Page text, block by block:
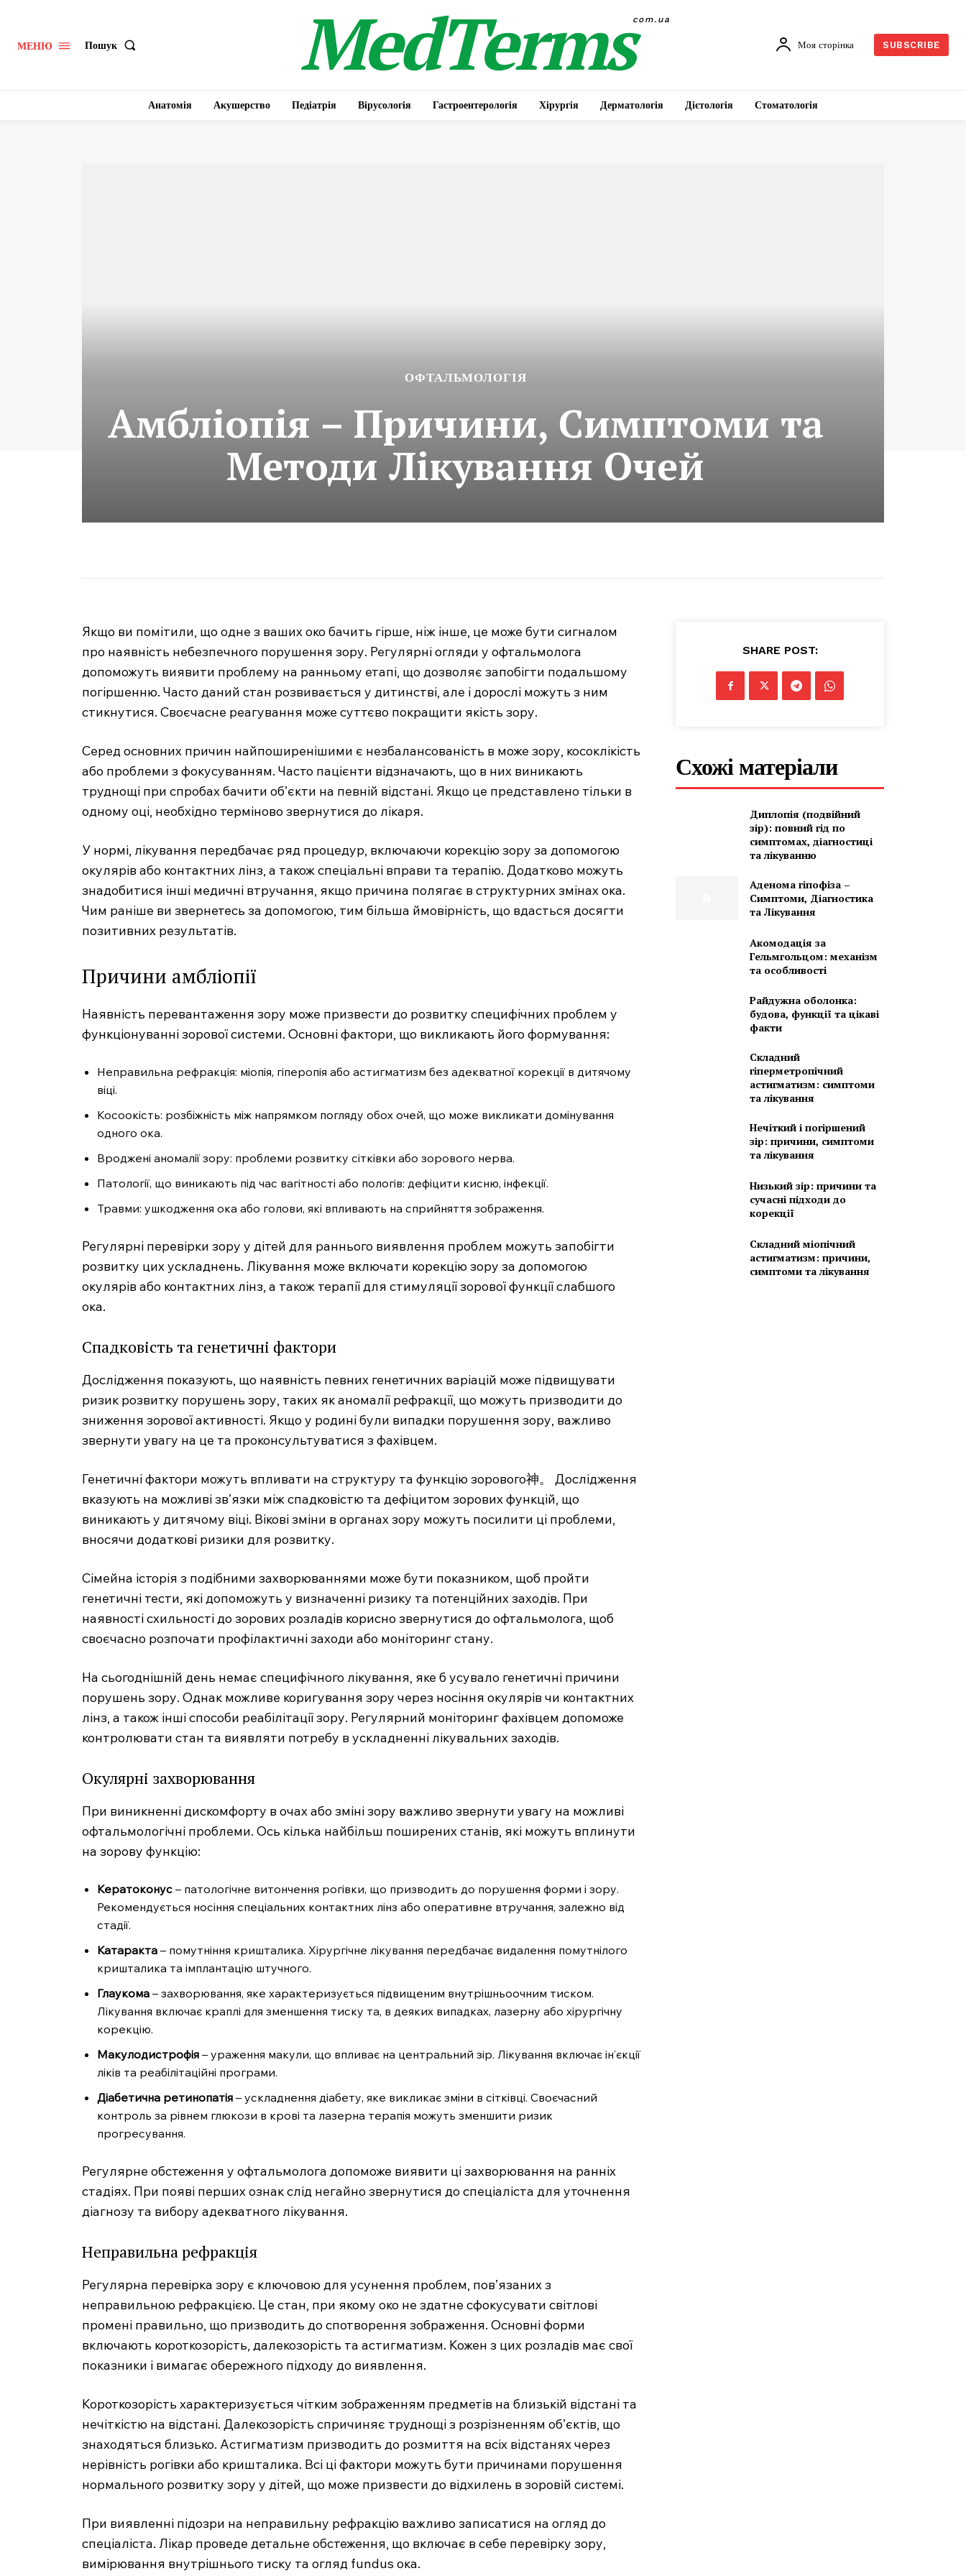
MedTerms.com.ua
професійний медичний
портал
SUBSCRIBE NOW
Про нас
Контакти
Підписка
Мій акаунт
МЕНЮ Пошук MedTermscom.ua
Моя сторінка SUBSCRIBE
Анатомія Акушерство Педіатрія Вірусологія Гастроентерологія Хірургія Дерматологія Дієтологія Стоматологія
ОФТАЛЬМОЛОГІЯ
Амбліопія – Причини, Симптоми та
Методи Лікування Очей
Якщо ви помітили, що одне з ваших око бачить гірше, ніж інше, це може бути сигналом
про наявність небезпечного порушення зору. Регулярні огляди у офтальмолога
допоможуть виявити проблему на ранньому етапі, що дозволяє запобігти подальшому
погіршенню. Часто даний стан розвивається у дитинстві, але і дорослі можуть з ним
стикнутися. Своєчасне реагування може суттєво покращити якість зору.
Серед основних причин найпоширенішими є незбалансованість в може зору, косоклікість
або проблеми з фокусуванням. Часто пацієнти відзначають, що в них виникають
труднощі при спробах бачити об’єкти на певній відстані. Якщо це представлено тільки в
одному оці, необхідно терміново звернутися до лікаря.
У нормі, лікування передбачає ряд процедур, включаючи корекцію зору за допомогою
окулярів або контактних лінз, а також спеціальні вправи та терапію. Додатково можуть
знадобитися інші медичні втручання, якщо причина полягає в структурних змінах ока.
Чим раніше ви звернетесь за допомогою, тим більша ймовірність, що вдасться досягти
позитивних результатів.
Причини амбліопії
Наявність перевантаження зору може призвести до розвитку специфічних проблем у
функціонуванні зорової системи. Основні фактори, що викликають його формування:
Неправильна рефракція: міопія, гіперопія або астигматизм без адекватної корекції в дитячому
віці.
Косоокість: розбіжність між напрямком погляду обох очей, що може викликати домінування
одного ока.
Вроджені аномалії зору: проблеми розвитку сітківки або зорового нерва.
Патології, що виникають під час вагітності або пологів: дефіцити кисню, інфекції.
Травми: ушкодження ока або голови, які впливають на сприйняття зображення.
Регулярні перевірки зору у дітей для раннього виявлення проблем можуть запобігти
розвитку цих ускладнень. Лікування може включати корекцію зору за допомогою
окулярів або контактних лінз, а також терапії для стимуляції зорової функції слабшого
ока.
Спадковість та генетичні фактори
Дослідження показують, що наявність певних генетичних варіацій може підвищувати
ризик розвитку порушень зору, таких як аномалії рефракції, що можуть призводити до
зниження зорової активності. Якщо у родині були випадки порушення зору, важливо
звернути увагу на це та проконсультуватися з фахівцем.
Генетичні фактори можуть впливати на структуру та функцію зорового神。 Дослідження
вказують на можливі зв’язки між спадковістю та дефіцитом зорових функцій, що
виникають у дитячому віці. Вікові зміни в органах зору можуть посилити ці проблеми,
вносячи додаткові ризики для розвитку.
Сімейна історія з подібними захворюваннями може бути показником, щоб пройти
генетичні тести, які допоможуть у визначенні ризику та потенційних заходів. При
наявності схильності до зорових розладів корисно звернутися до офтальмолога, щоб
своєчасно розпочати профілактичні заходи або моніторинг стану.
На сьогоднішній день немає специфічного лікування, яке б усувало генетичні причини
порушень зору. Однак можливе коригування зору через носіння окулярів чи контактних
лінз, а також інші способи реабілітації зору. Регулярний моніторинг фахівцем допоможе
контролювати стан та виявляти потребу в ускладненні лікувальних заходів.
Окулярні захворювання
При виникненні дискомфорту в очах або зміні зору важливо звернути увагу на можливі
офтальмологічні проблеми. Ось кілька найбільш поширених станів, які можуть вплинути
на зорову функцію:
Кератоконус – патологічне витончення рогівки, що призводить до порушення форми і зору.
Рекомендується носіння спеціальних контактних лінз або оперативне втручання, залежно від
стадії.
Катаракта – помутніння кришталика. Хірургічне лікування передбачає видалення помутнілого
кришталика та імплантацію штучного.
Глаукома – захворювання, яке характеризується підвищеним внутрішньоочним тиском.
Лікування включає краплі для зменшення тиску та, в деяких випадках, лазерну або хірургічну
корекцію.
Макулодистрофія – ураження макули, що впливає на центральний зір. Лікування включає ін’єкції
ліків та реабілітаційні програми.
Діабетична ретинопатія – ускладнення діабету, яке викликає зміни в сітківці. Своєчасний
контроль за рівнем глюкози в крові та лазерна терапія можуть зменшити ризик
прогресування.
Регулярне обстеження у офтальмолога допоможе виявити ці захворювання на ранніх
стадіях. При появі перших ознак слід негайно звернутися до спеціаліста для уточнення
діагнозу та вибору адекватного лікування.
Неправильна рефракція
Регулярна перевірка зору є ключовою для усунення проблем, пов’язаних з
неправильною рефракцією. Це стан, при якому око не здатне сфокусувати світлові
промені правильно, що призводить до спотворення зображення. Основні форми
включають короткозорість, далекозорість та астигматизм. Кожен з цих розладів має свої
показники і вимагає обережного підходу до виявлення.
Короткозорість характеризується чітким зображенням предметів на близькій відстані та
нечіткістю на відстані. Далекозорість спричиняє труднощі з розрізненням об’єктів, що
знаходяться близько. Астигматизм призводить до розмиття на всіх відстанях через
нерівність рогівки або кришталика. Всі ці фактори можуть бути причинами порушення
нормального розвитку зору у дітей, що може призвести до відхилень в зоровій системі.
При виявленні підозри на неправильну рефракцію важливо записатися на огляд до
спеціаліста. Лікар проведе детальне обстеження, що включає в себе перевірку зору,
вимірювання внутрішнього тиску та огляд fundus ока.
SHARE POST:
Схожі матеріали
Диплопія (подвійний
зір): повний гід по
симптомах, діагностиці
та лікуванню
Аденома гіпофіза –
Симптоми, Діагностика
та Лікування
Акомодація за
Гельмгольцом: механізм
та особливості
Райдужна оболонка:
будова, функції та цікаві
факти
Складний
гіперметропічний
астигматизм: симптоми
та лікування
Нечіткий і погіршений
зір: причини, симптоми
та лікування
Низький зір: причини та
сучасні підходи до
корекції
Складний міопічний
астигматизм: причини,
симптоми та лікування